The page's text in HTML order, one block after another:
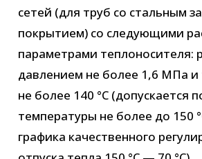
сетей (для труб со стальным
покрытием) со следующими
параметрами теплоносителя:
давлением не более 1,6 МПа и
не более 140 °С (допускается
температуры не более до 150
графика качественного